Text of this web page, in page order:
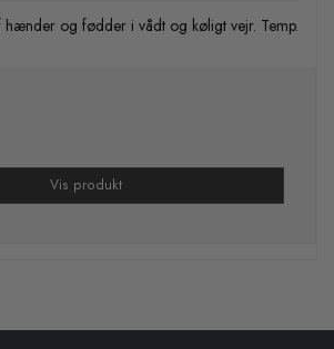
hænder og fødder i vådt og køligt vejr. Temp.
Vis produkt